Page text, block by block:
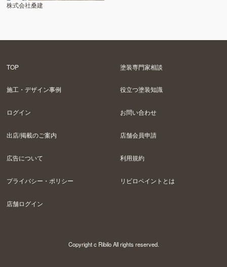
株式会社桑建
TOP 塗装専門家相談
施工・デザイン事例 役立つ塗装知識
ログイン お問い合わせ
出店/掲載のご案内 店舗会員申請
広告について 利用規約
プライバシー・ポリシー リビロペイントとは
店舗ログイン
Copyright c Ribilo All rights reserved.